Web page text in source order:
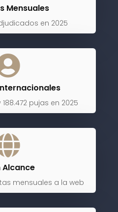
Mensuales
en 2025
pujas en 2025
Alcance
mensuales a la web